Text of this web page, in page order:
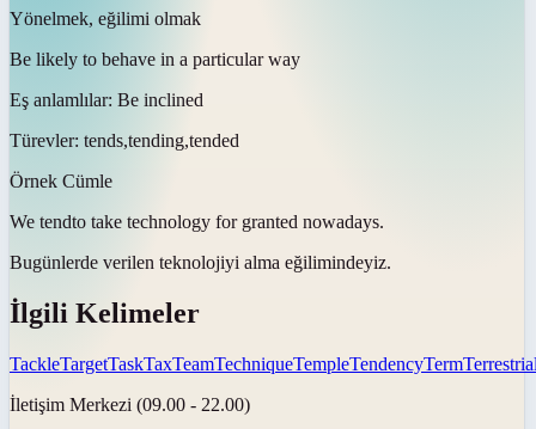
Yönelmek, eğilimi olmak
Be likely to behave in a particular way
Eş anlamlılar: Be inclined
Türevler: tends,tending,tended
Örnek Cümle
We tendto take technology for granted nowadays.
Bugünlerde verilen teknolojiyi alma eğilimindeyiz.
İlgili Kelimeler
TackleTargetTaskTaxTeamTechniqueTempleTendencyTerm
İletişim Merkezi (09.00 - 22.00)